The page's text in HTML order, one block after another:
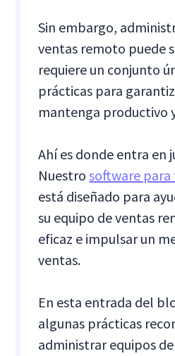
Sin embargo,
ventas remoto puede
requiere un conjunto
prácticas para
mantenga productivo
Ahí es donde entra en
Nuestrosoftware para
está diseñado para
su equipo de ventas
eficaz e impulsar un
ventas.
En esta entrada del
algunas prácticas
administrar equipos